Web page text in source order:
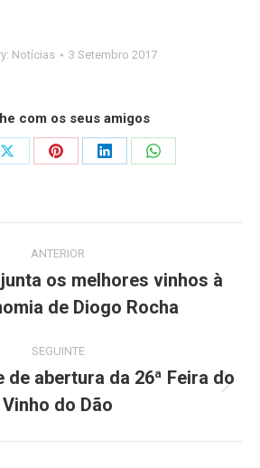
Notícias 3 Setembro 2017
com os seus amigos
Share
Share
Share
Share
ANTERIOR
post:
os melhores vinhos à
de Diogo Rocha
SEGUINTE
post:
de abertura da 26ª Feira do
Vinho do Dão